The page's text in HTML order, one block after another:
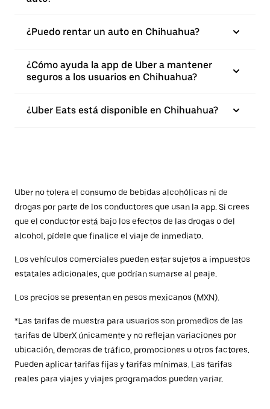
¿Puedo rentar un auto en Chihuahua?
¿Cómo ayuda la app de Uber a mantener
seguros a los usuarios en Chihuahua?
¿Uber Eats está disponible en Chihuahua?
Uber no tolera el consumo de bebidas alcohólicas ni de
drogas por parte de los conductores que usan la app. Si crees
que el conductor está bajo los efectos de las drogas o del
alcohol, pídele que finalice el viaje de inmediato.
Los vehículos comerciales pueden estar sujetos a impuestos
estatales adicionales, que podrían sumarse al peaje.
Los precios se presentan en pesos mexicanos (MXN).
*Las tarifas de muestra para usuarios son promedios de las
tarifas de UberX únicamente y no reflejan variaciones por
ubicación, demoras de tráfico, promociones u otros factores.
Pueden aplicar tarifas fijas y tarifas mínimas. Las tarifas
reales para viajes y viajes programados pueden variar.